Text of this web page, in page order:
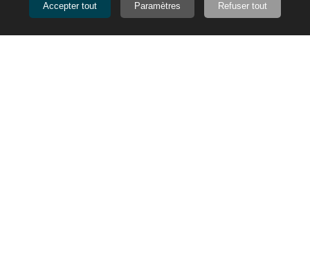
Accepter tout Paramètres Refuser tout